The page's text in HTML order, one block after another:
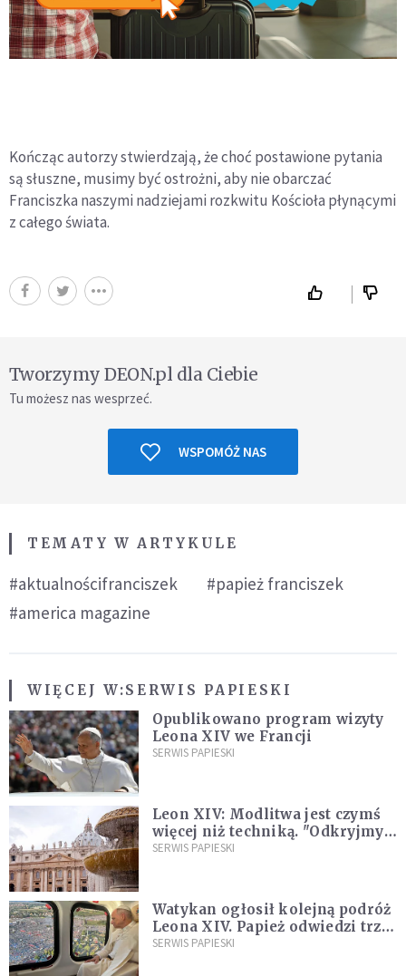
Kończąc autorzy stwierdzają, że choć postawione pytania
są słuszne, musimy być ostrożni, aby nie obarczać
Franciszka naszymi nadziejami rozkwitu Kościoła płynącymi
z całego świata.
Tworzymy DEON.pl dla Ciebie
Tu możesz nas wesprzeć.
WSPOMÓŻ NAS
TEMATY W ARTYKULE
#aktualnościfranciszek
#papież franciszek
#america magazine
WIĘCEJ W:SERWIS PAPIESKI
Opublikowano program wizyty
Leona XIV we Francji
SERWIS PAPIESKI
Leon XIV: Modlitwa jest czymś
więcej niż techniką. "Odkryjmy
ją na nowo"
SERWIS PAPIESKI
Watykan ogłosił kolejną podróż
Leona XIV. Papież odwiedzi trzy
kraje Ameryki Południowej
SERWIS PAPIESKI